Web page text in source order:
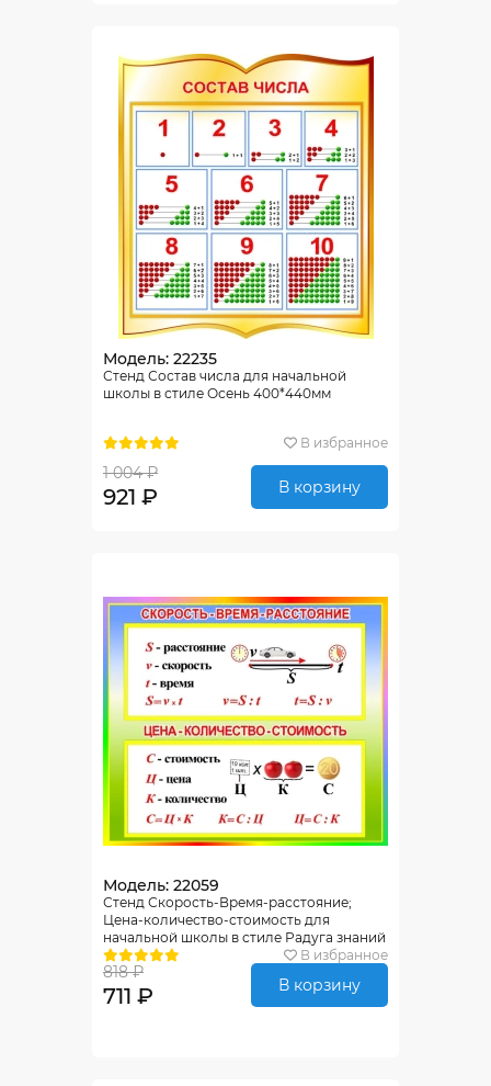
Модель: 22235
Стенд Состав числа для начальной
школы в стиле Осень 400*440мм
В избранное
1 004 ₽
921 ₽ В корзину
Модель: 22059
Стенд Скорость-Время-расстояние;
Цена-количество-стоимость для
начальной школы в стиле Радуга знаний
400*350мм
В избранное
818 ₽
711 ₽ В корзину